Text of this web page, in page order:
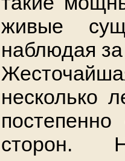
живые
наблюдая
несколько
сторон.